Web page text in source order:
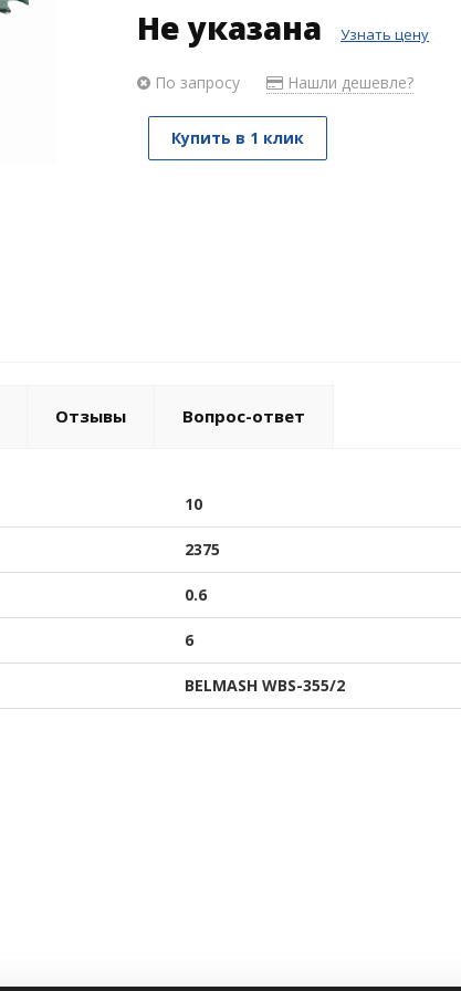
Не указана Узнать цену
По запросу Нашли дешевле?
Купить в 1 клик
Отзывы Вопрос-ответ
10
2375
0.6
6
BELMASH WBS-355/2